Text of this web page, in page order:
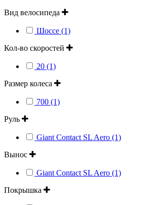
Вид велосипеда
Шоссе (1)
Кол-во скоростей
20 (1)
Размер колеса
700 (1)
Руль
Giant Contact SL Aero (1)
Вынос
Giant Contact SL Aero (1)
Покрышка